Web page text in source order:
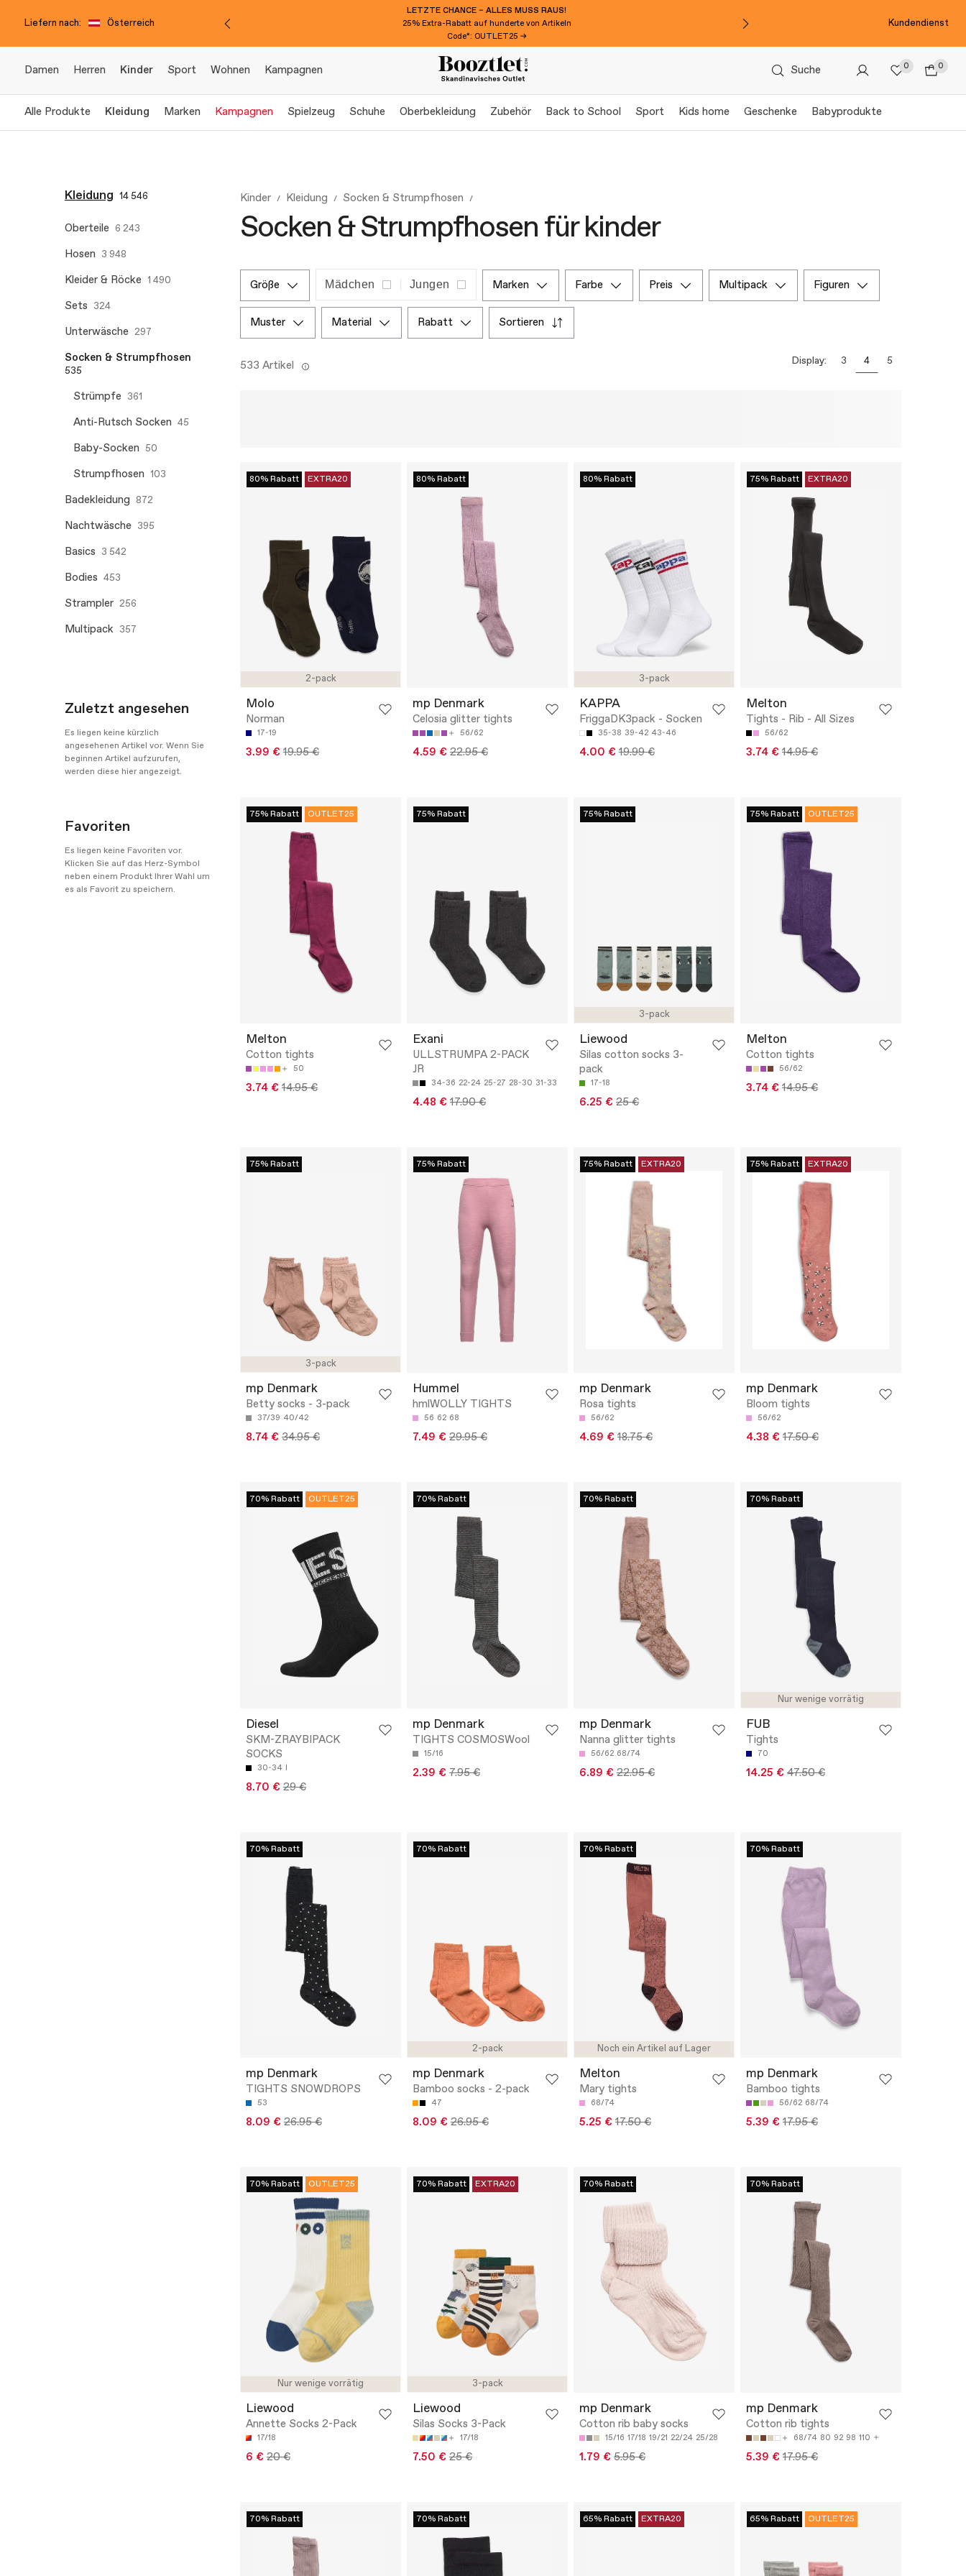
Liefern nach: Österreich
LETZTE CHANCE – ALLES MUSS RAUS!
25% Extra-Rabatt auf hunderte von Artikeln
Code*: OUTLET25 →
Kundendienst
Damen Herren Kinder Sport Wohnen Kampagnen Suche 0 0
Alle Produkte Kleidung Marken Kampagnen Spielzeug Schuhe Oberbekleidung Zubehör Back to School Sport Kids home Geschenke Babyprodukte
Kleidung 14 546
Oberteile 6 243
Hosen 3 948
Kleider & Röcke 1 490
Sets 324
Unterwäsche 297
Socken & Strumpfhosen
535
Strümpfe 361
Anti-Rutsch Socken 45
Baby-Socken 50
Strumpfhosen 103
Badekleidung 872
Nachtwäsche 395
Basics 3 542
Bodies 453
Strampler 256
Multipack 357
Zuletzt angesehen
Es liegen keine kürzlich
angesehenen Artikel vor. Wenn Sie
beginnen Artikel aufzurufen,
werden diese hier angezeigt.
Favoriten
Es liegen keine Favoriten vor.
Klicken Sie auf das Herz-Symbol
neben einem Produkt Ihrer Wahl um
es als Favorit zu speichern.
Kinder Kleidung Socken & Strumpfhosen
Socken & Strumpfhosen für kinder
größe Mädchen Jungen marken farbe preis multipack figuren
muster material rabatt sortieren
533 Artikel Display: 3 4 5
2-pack
80% Rabatt EXTRA20
Molo
Norman
17-19
3.99 € 19.95 €
80% Rabatt
mp Denmark
Celosia glitter tights
56/62
4.59 € 22.95 €
3-pack
80% Rabatt
KAPPA
FriggaDK3pack - Socken
35-38 39-42 43-46
4.00 € 19.99 €
75% Rabatt EXTRA20
Melton
Tights - Rib - All Sizes
56/62
3.74 € 14.95 €
75% Rabatt OUTLET25
Melton
Cotton tights
50
3.74 € 14.95 €
75% Rabatt
Exani
ULLSTRUMPA 2-PACK
JR
34-36 22-24 25-27 28-30 31-33
4.48 € 17.90 €
3-pack
75% Rabatt
Liewood
Silas cotton socks 3-
pack
17-18
6.25 € 25 €
75% Rabatt OUTLET25
Melton
Cotton tights
56/62
3.74 € 14.95 €
3-pack
75% Rabatt
mp Denmark
Betty socks - 3-pack
37/39 40/42
8.74 € 34.95 €
75% Rabatt
Hummel
hmlWOLLY TIGHTS
56 62 68
7.49 € 29.95 €
75% Rabatt EXTRA20
mp Denmark
Rosa tights
56/62
4.69 € 18.75 €
75% Rabatt EXTRA20
mp Denmark
Bloom tights
56/62
4.38 € 17.50 €
70% Rabatt OUTLET25
Diesel
SKM-ZRAYBIPACK
SOCKS
30-34 I
8.70 € 29 €
70% Rabatt
mp Denmark
TIGHTS COSMOSWool
15/16
2.39 € 7.95 €
70% Rabatt
mp Denmark
Nanna glitter tights
56/62 68/74
6.89 € 22.95 €
Nur wenige vorrätig
70% Rabatt
FUB
Tights
70
14.25 € 47.50 €
70% Rabatt
mp Denmark
TIGHTS SNOWDROPS
53
8.09 € 26.95 €
2-pack
70% Rabatt
mp Denmark
Bamboo socks - 2-pack
47
8.09 € 26.95 €
Noch ein Artikel auf Lager
70% Rabatt
Melton
Mary tights
68/74
5.25 € 17.50 €
70% Rabatt
mp Denmark
Bamboo tights
56/62 68/74
5.39 € 17.95 €
Nur wenige vorrätig
70% Rabatt OUTLET25
Liewood
Annette Socks 2-Pack
17/18
6 € 20 €
3-pack
70% Rabatt EXTRA20
Liewood
Silas Socks 3-Pack
17/18
7.50 € 25 €
70% Rabatt
mp Denmark
Cotton rib baby socks
15/16 17/18 19/21 22/24 25/28
1.79 € 5.95 €
70% Rabatt
mp Denmark
Cotton rib tights
68/74 80 92 98 110
5.39 € 17.95 €
70% Rabatt 70% Rabatt 65% Rabatt EXTRA20 65% Rabatt OUTLET25